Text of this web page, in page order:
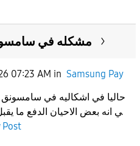
مشكله في
07:23 AM in Samsung Pay
حاليا في اشكاليه في سامسونق
ي انه بعض الاحيان الدفع ما
Post